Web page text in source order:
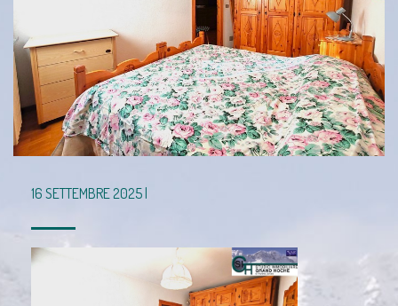
16 SETTEMBRE 2025 |